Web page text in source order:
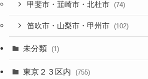
甲斐市・韮崎市・北杜市 (74)
笛吹市・山梨市・甲州市 (102)
未分類 (1)
東京２３区内 (755)